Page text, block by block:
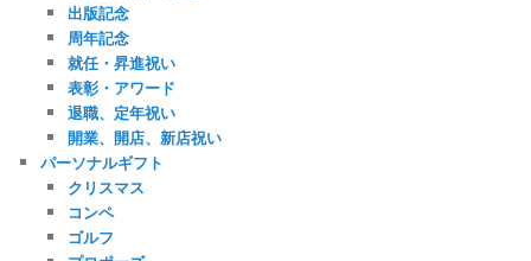
出版記念
周年記念
就任・昇進祝い
表彰・アワード
退職、定年祝い
開業、開店、新店祝い
パーソナルギフト
クリスマス
コンペ
ゴルフ